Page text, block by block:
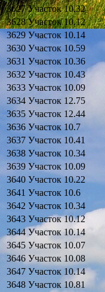
3627 Участок 10.32
3628 Участок 10.12
3629 Участок 10.14
3630 Участок 10.59
3631 Участок 10.36
3632 Участок 10.43
3633 Участок 10.09
3634 Участок 12.75
3635 Участок 12.44
3636 Участок 10.7
3637 Участок 10.41
3638 Участок 10.34
3639 Участок 10.09
3640 Участок 10.22
3641 Участок 10.6
3642 Участок 10.34
3643 Участок 10.12
3644 Участок 10.14
3645 Участок 10.07
3646 Участок 10.08
3647 Участок 10.14
3648 Участок 10.81